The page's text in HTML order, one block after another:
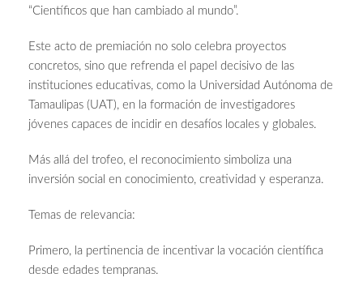
“Científicos que han cambiado al mundo”.
Este acto de premiación no solo celebra proyectos
concretos, sino que refrenda el papel decisivo de las
instituciones educativas, como la Universidad Autónoma de
Tamaulipas (UAT), en la formación de investigadores
jóvenes capaces de incidir en desafíos locales y globales.
Más allá del trofeo, el reconocimiento simboliza una
inversión social en conocimiento, creatividad y esperanza.
Temas de relevancia:
Primero, la pertinencia de incentivar la vocación científica
desde edades tempranas.